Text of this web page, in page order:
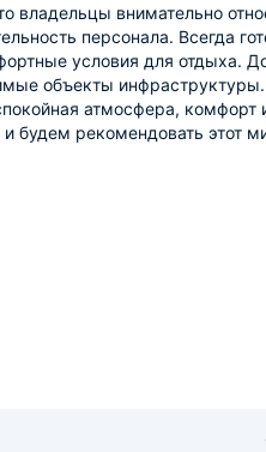
владельцы внимательно
персонала. Всегда
условия для отдыха.
объекты
атмосфера, комфорт
будем рекомендовать этот